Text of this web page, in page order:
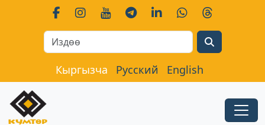
Кыргызча Русский English